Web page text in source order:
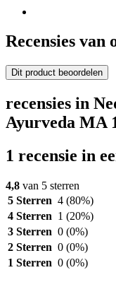
Recensies van
Dit product beoordelen
recensies in
Ayurveda MA
1 recensie in
4,8 van 5 sterren
5 Sterren 4 (80%)
4 Sterren 1 (20%)
3 Sterren 0 (0%)
2 Sterren 0 (0%)
1 Sterren 0 (0%)